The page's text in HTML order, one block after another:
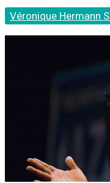
Véronique Hermann